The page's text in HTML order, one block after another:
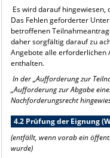
Es wird darauf hingewiesen,
Das Fehlen geforderter
betroffenen
daher sorgfältig darauf zu
Angebote alle erforderlichen
enthalten.
In der „Aufforderung zur
„Aufforderung zur Abgabe
Nachforderungsrecht
4.2 Prüfung der Eignung
(entfällt, wenn vorab ein
wurde)